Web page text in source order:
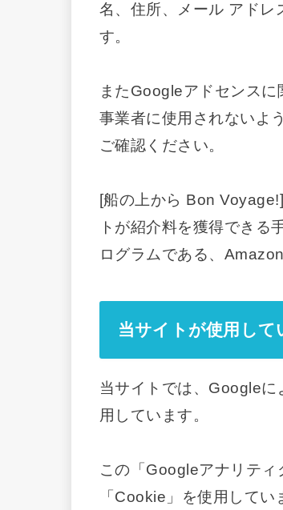
名、住所、メール アドレ
す。
またGoogleアドセンス
事業者に使用されないよ
ご確認ください。
[船の上から Bon
トが紹介料を獲得できる
ログラムである、
当サイトが使用し
当サイトでは、Googleに
用しています。
この「Googleアナリティ
「Cookie」を使用してい